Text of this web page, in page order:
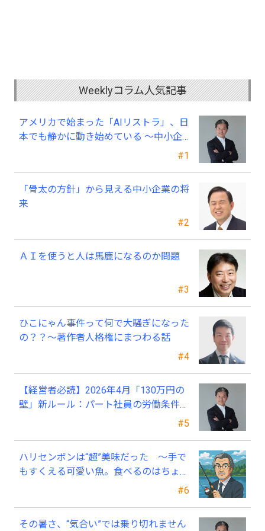
Weeklyコラム人気記事
#1
アメリカで始まった「AIリストラ」、日
本でも静かに動き始めている ～中小企
業経営者が今、見直すべき採用・業務・
#2
「骨太の方針」から見える中小企業の将
来
#3
ＡＩを使うと人は馬鹿になるのか問題
#4
ひこにゃん事件って何で大騒ぎになった
の？？～著作者人格権にまつわる話
#5
【経営者必読】2026年4月「130万円の
壁」新ルール：パート社員の労働条件通
#6
ハリセンボンは“超”美味だった ～手で
もすくえる可愛い魚。食べるのはちょっ
その暑さ、“気合い”では乗り切れません